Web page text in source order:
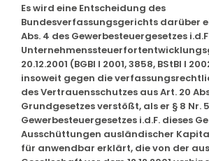
Es wird eine Entscheidung des
Bundesverfassungsgerichts darüber
Abs. 4 des Gewerbesteuergesetzes
20.12.2001 (BGBl I 2001, 3858, BStBl I
insoweit gegen die
des Vertrauensschutzes aus Art. 20
Grundgesetzes verstößt, als er § 8 Nr.
Gewerbesteuergesetzes i.d.F. dieses
Ausschüttungen ausländischer
für anwendbar erklärt, die von der